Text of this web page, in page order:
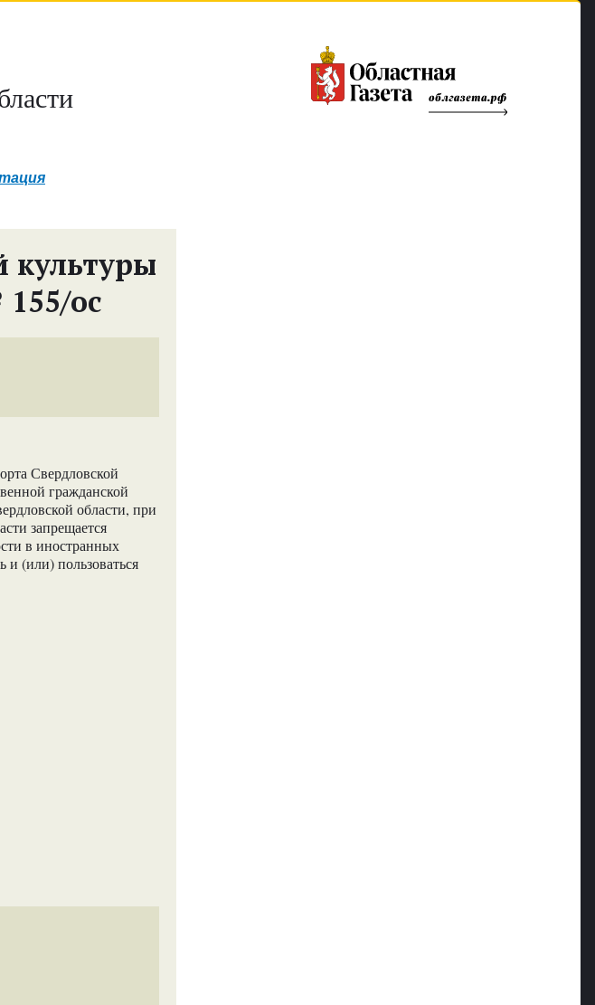
культуры
ос
Свердловской
гражданской
области, при
запрещается
в иностранных
и (или) пользоваться